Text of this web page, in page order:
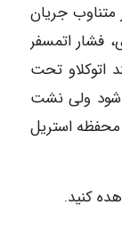
جریان
فشار اتمسفر
اتوکلاو تحت
شود ولی نشت
محفظه استریل
کنید.